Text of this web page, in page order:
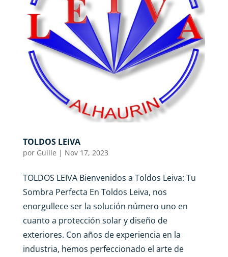
TOLDOS LEIVA
por Guille | Nov 17, 2023
TOLDOS LEIVA Bienvenidos a Toldos Leiva: Tu
Sombra Perfecta En Toldos Leiva, nos
enorgullece ser la solución número uno en
cuanto a protección solar y diseño de
exteriores. Con años de experiencia en la
industria, hemos perfeccionado el arte de